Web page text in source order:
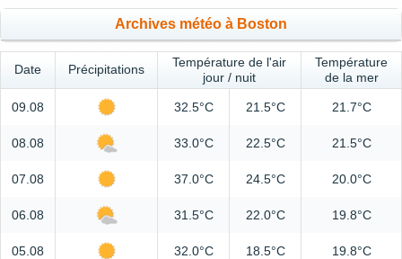
Archives météo à Boston
Date Précipitations
Température de l'air
jour / nuit
Température
de la mer
09.08 32.5°C 21.5°C 21.7°C
08.08 33.0°C 22.5°C 21.5°C
07.08 37.0°C 24.5°C 20.0°C
06.08 31.5°C 22.0°C 19.8°C
05.08 32.0°C 18.5°C 19.8°C